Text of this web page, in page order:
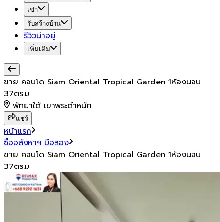
เช่า
รับสร้างบ้าน
รีวิวน่าอยู่
เพิ่มเติม
ขาย คอนโด Siam Oriental Tropical Garden 1ห้องนอน
37ตร.ม
พัทยาใต้ เขาพระตำหนัก
แชร์
หน้าแรก
ซื้ออสังหาฯ มือสอง
ขาย คอนโด Siam Oriental Tropical Garden 1ห้องนอน
37ตร.ม